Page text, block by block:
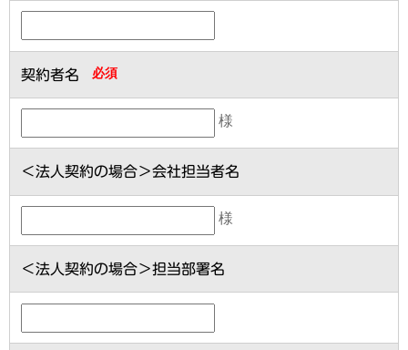
契約者名 必須
様
＜法人契約の場合＞会社担当者名
様
＜法人契約の場合＞担当部署名